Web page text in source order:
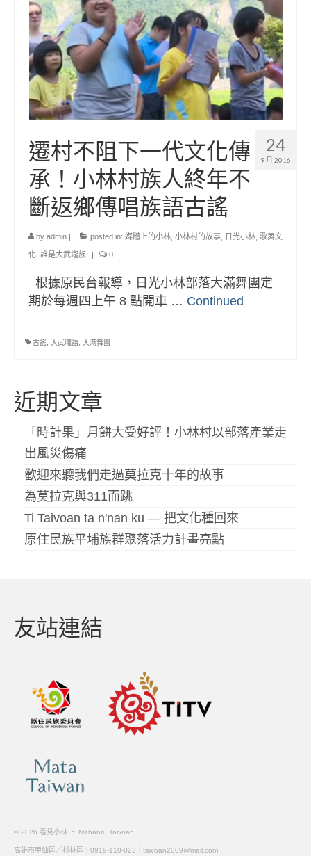
24
9 月 2016
遷村不阻下一代文化傳
承！小林村族人終年不
斷返鄉傳唱族語古謠
by admin | posted in: 媒體上的小林 小林村的故事 日光小林 歌舞文
化 誰是大武壠族 | 0
根據原民台報導，日光小林部落大滿舞團定
期於每週四上午 8 點開車 … Continued
古謠 大武壠語 大滿舞團
近期文章
「時計果」月餅大受好評！小林村以部落產業走
出風災傷痛
歡迎來聽我們走過莫拉克十年的故事
為莫拉克與311而跳
Ti Taivoan ta n'nan ku — 把文化種回來
原住民族平埔族群聚落活力計畫亮點
友站連結
© 2026 看見小林 ‧ Mahanru Taivoan
高雄市甲仙區／杉林區｜0919-110-023｜ taivoan2009@mail.com